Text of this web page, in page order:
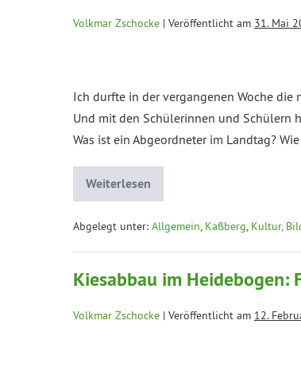
Volkmar Zschocke | Veröffentlicht am 31. Mai
Ich durfte in der vergangenen Woche die
Und mit den Schülerinnen und Schülern
Was ist ein Abgeordneter im Landtag?
Weiterlesen
Abgelegt unter: Allgemein, Kaßberg, Kultur,
Kiesabbau im Heidebogen:
Volkmar Zschocke | Veröffentlicht am 12.